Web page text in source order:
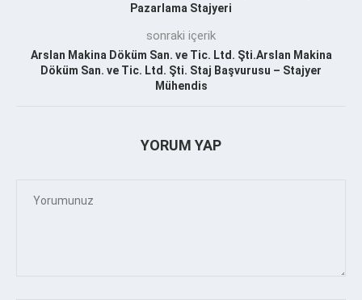
Pazarlama Stajyeri
sonraki içerik
Arslan Makina Döküm San. ve Tic. Ltd. Şti.Arslan Makina
Döküm San. ve Tic. Ltd. Şti. Staj Başvurusu – Stajyer
Mühendis
YORUM YAP